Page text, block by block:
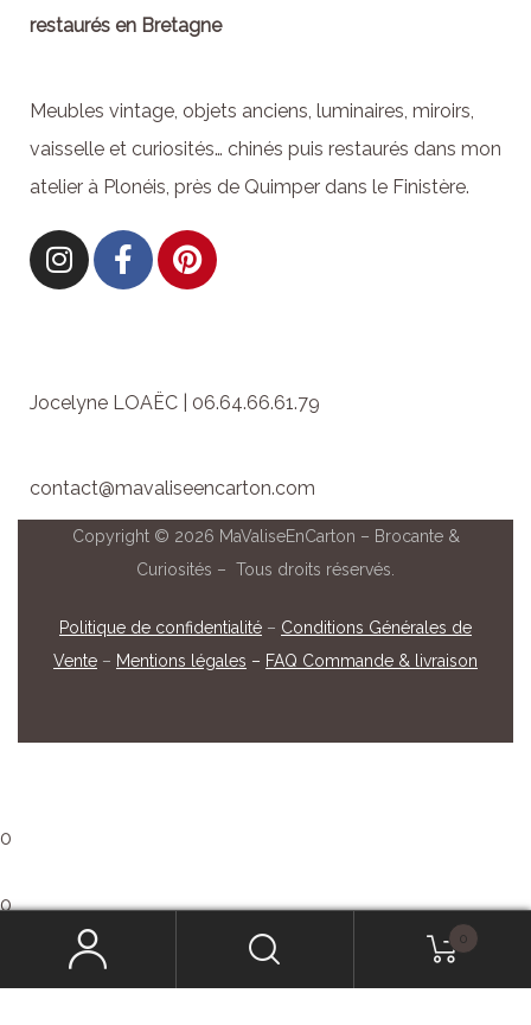
restaurés en Bretagne
Meubles vintage, objets anciens, luminaires, miroirs,
vaisselle et curiosités… chinés puis restaurés dans mon
atelier à Plonéis, près de Quimper dans le Finistère.
Jocelyne LOAËC | 06.64.66.61.79
contact@mavaliseencarton.com
Copyright © 2026 MaValiseEnCarton – Brocante &
Curiosités – Tous droits réservés.
Politique de confidentialité – Conditions Générales de
Vente – Mentions légales – FAQ Commande & livraison
0
0
Mon panierQue recherchez-vous ? 0